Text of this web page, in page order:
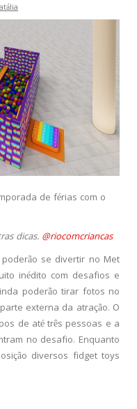
de férias com o
dicas. @riocomcriancas
se divertir no Met
inédito com desafios e
poderão tirar fotos no
externa da atração. O
de até três pessoas e a
no desafio. Enquanto
diversos fidget toys